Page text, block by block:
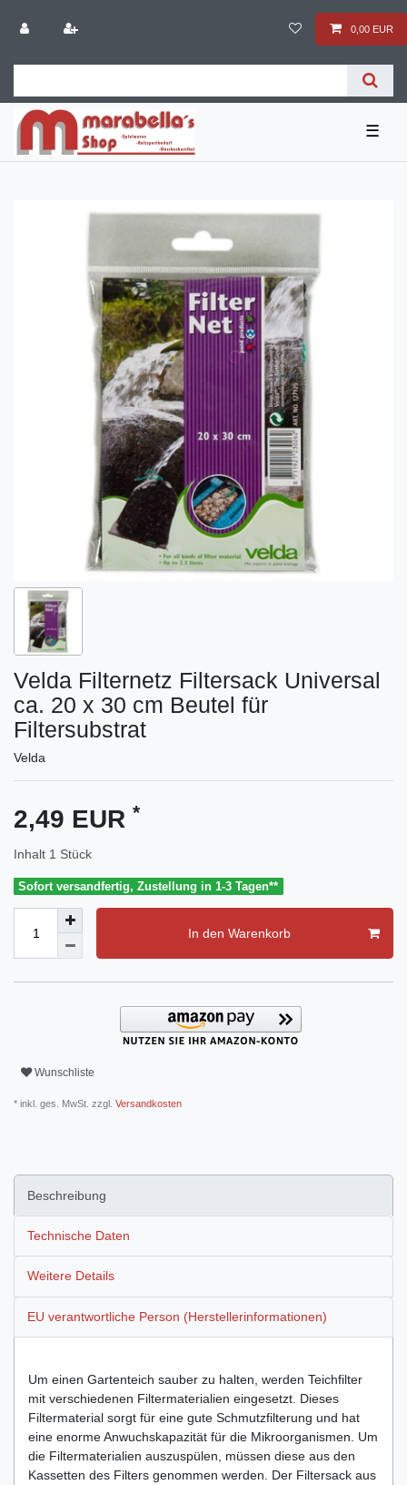
0,00 EUR
☰
Velda Filternetz Filtersack Universal
ca. 20 x 30 cm Beutel für
Filtersubstrat
Velda
2,49 EUR *
Inhalt 1 Stück
Sofort versandfertig, Zustellung in 1-3 Tagen**
In den Warenkorb
Wunschliste
* inkl. ges. MwSt. zzgl. Versandkosten
Beschreibung
Technische Daten
Weitere Details
EU verantwortliche Person (Herstellerinformationen)
Um einen Gartenteich sauber zu halten, werden Teichfilter
mit verschiedenen Filtermaterialien eingesetzt. Dieses
Filtermaterial sorgt für eine gute Schmutzfilterung und hat
eine enorme Anwuchskapazität für die Mikroorganismen. Um
die Filtermaterialien auszuspülen, müssen diese aus den
Kassetten des Filters genommen werden. Der Filtersack aus